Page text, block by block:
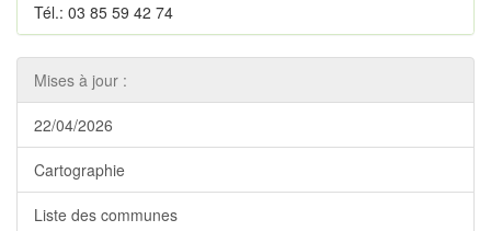
Tél.: 03 85 59 42 74
Mises à jour :
22/04/2026
Cartographie
Liste des communes